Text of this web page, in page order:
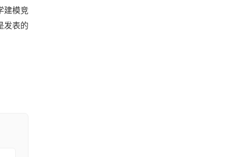
建模竞
发表的